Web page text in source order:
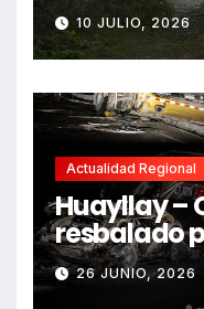
fallecidos
10 JULIO, 2026
Actualidad Regional
Huayllay –
resbalado
e impactó
dejando
26 JUNIO, 2026